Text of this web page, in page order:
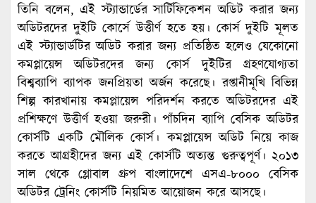
তিনি বলেন, এই স্ট্যান্ডার্ডের সার্টিফিকেশন অডিট করার জন্য
অডিটরদের দুইটি কোর্সে উত্তীর্ণ হতে হয়। কোর্স দুইটি মূলত
এই স্ট্যান্ডার্ডটির অডিট করার জন্য প্রতিষ্ঠিত হলেও যেকোনো
কমপ্লায়েন্স অডিটরদের জন্য কোর্স দুইটির গ্রহণযোগ্যতা
বিশ্বব্যাপি ব্যাপক জনপ্রিয়তা অর্জন করেছে। রপ্তানীমূখি বিভিন্ন
শিল্প কারখানায় কমপ্লায়েন্স পরিদর্শন করতে অডিটরদের এই
প্রশিক্ষণে উত্তীর্ণ হওয়া জরুরী। পাঁচদিন ব্যাপি বেসিক অডিটর
কোর্সটি একটি মৌলিক কোর্স। কমপ্লায়েন্স অডিট নিয়ে কাজ
করতে আগ্রহীদের জন্য এই কোর্সটি অত্যন্ত গুরুত্বপূর্ণ। ২০১৩
সাল থেকে গ্লোবাল গ্রুপ বাংলাদেশে এসএ-৮০০০ বেসিক
অডিটর ট্রেনিং কোর্সটি নিয়মিত আয়োজন করে আসছে।